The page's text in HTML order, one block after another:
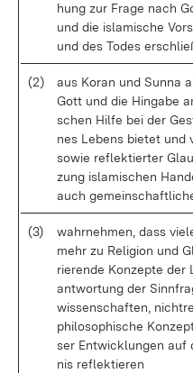
hung zur Fra­ge nach
und die is­la­mi­sche
und des To­des
(2)
aus Ko­ran und Sun­na
Gott und die Hin­ga­be
schen Hil­fe bei der
nes Le­bens bie­tet und
so­wie re­flek­tier­ter
zung is­la­mi­schen
auch
(3)
wahr­neh­men, dass
mehr zu Re­li­gi­on und
rie­ren­de Kon­zep­te
ant­wor­tung der
wis­sen­schaf­ten,
phi­lo­so­phi­sche
ser Ent­wick­lun­gen
nis re­flek­tie­ren